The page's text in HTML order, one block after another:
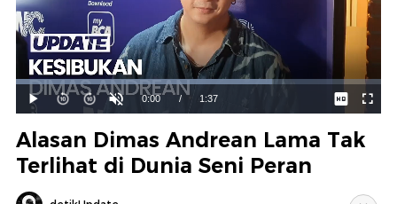
Mainkan
Suara
Hidup
Waktu
ini
0:00 / Durasi
1:37
Dimuat:
70.24%
Alasan Dimas Andrean Lama Tak
Terlihat di Dunia Seni Peran